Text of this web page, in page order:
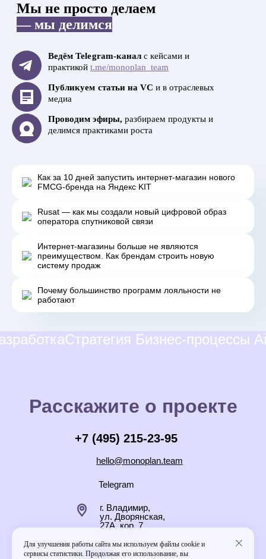
Мы не просто делаем
— мы делимся
Ведём Telegram-канал с кейсами и
практикой t.me/monoplan_team
Публикуем статьи на VC и в отраслевых
медиа
Проводим эфиры, разбираем продукты и
делимся практиками роста
Как за 10 дней запустить интернет-магазин нового
FMCG-бренда на Яндекс KIT
Rusat — как мы создали новый цифровой образ
оператора спутниковой связи
Интернет‑магазины больше не являются
преимуществом. Как брендам строить новую
систему продаж
Почему большинство программ лояльности не
работают
СтратегияБизнес-процессы
Расскажите о проекте
+7 (495) 215-23-95
hello@monoplan.team
Telegram
г. Владимир,
ул. Дворянская,
27А, кор. 7
Для улучшения работы сайта мы используем файлы cookie и
сервисы статистики. Продолжая его использование, вы